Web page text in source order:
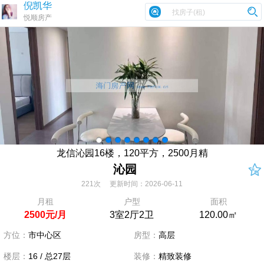
倪凯华
悦顺房产
龙信沁园16楼，120平方，2500月精
沁园
221次 更新时间：2026-06-11
月租
2500元/月
户型
3室2厅2卫
面积
120.00㎡
方位： 市中心区 房型： 高层
楼层： 16 / 总27层 装修： 精致装修